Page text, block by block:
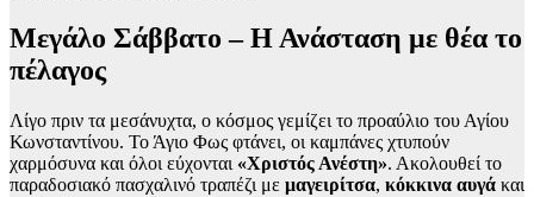
Μεγάλο Σάββατο – Η Ανάσταση με θέα το
πέλαγος
Λίγο πριν τα μεσάνυχτα, ο κόσμος γεμίζει το προαύλιο του Αγίου
Κωνσταντίνου. Το Άγιο Φως φτάνει, οι καμπάνες χτυπούν
χαρμόσυνα και όλοι εύχονται «Χριστός Ανέστη». Ακολουθεί το
παραδοσιακό πασχαλινό τραπέζι με μαγειρίτσα, κόκκινα αυγά και